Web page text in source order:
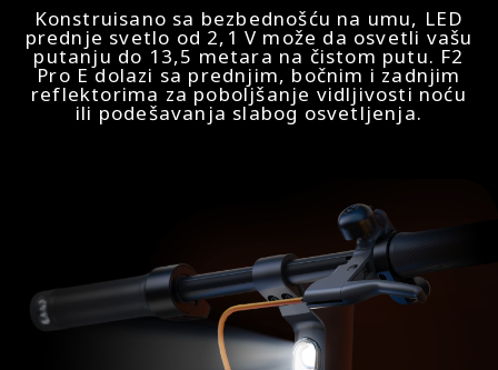
Konstruisano sa bezbednošću na umu, LED
prednje svetlo od 2,1 V može da osvetli vašu
putanju do 13,5 metara na čistom putu. F2
Pro E dolazi sa prednjim, bočnim i zadnjim
reflektorima za poboljšanje vidljivosti noću
ili podešavanja slabog osvetljenja.